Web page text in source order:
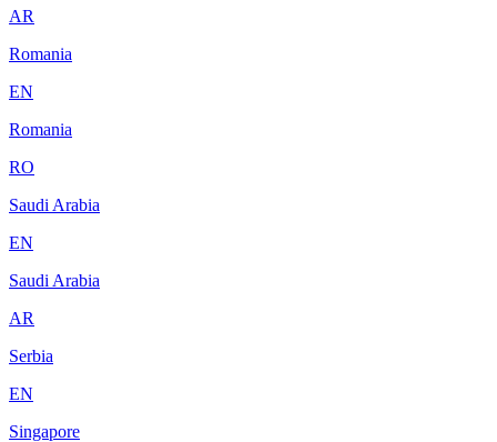
AR
Romania
EN
Romania
RO
Saudi Arabia
EN
Saudi Arabia
AR
Serbia
EN
Singapore